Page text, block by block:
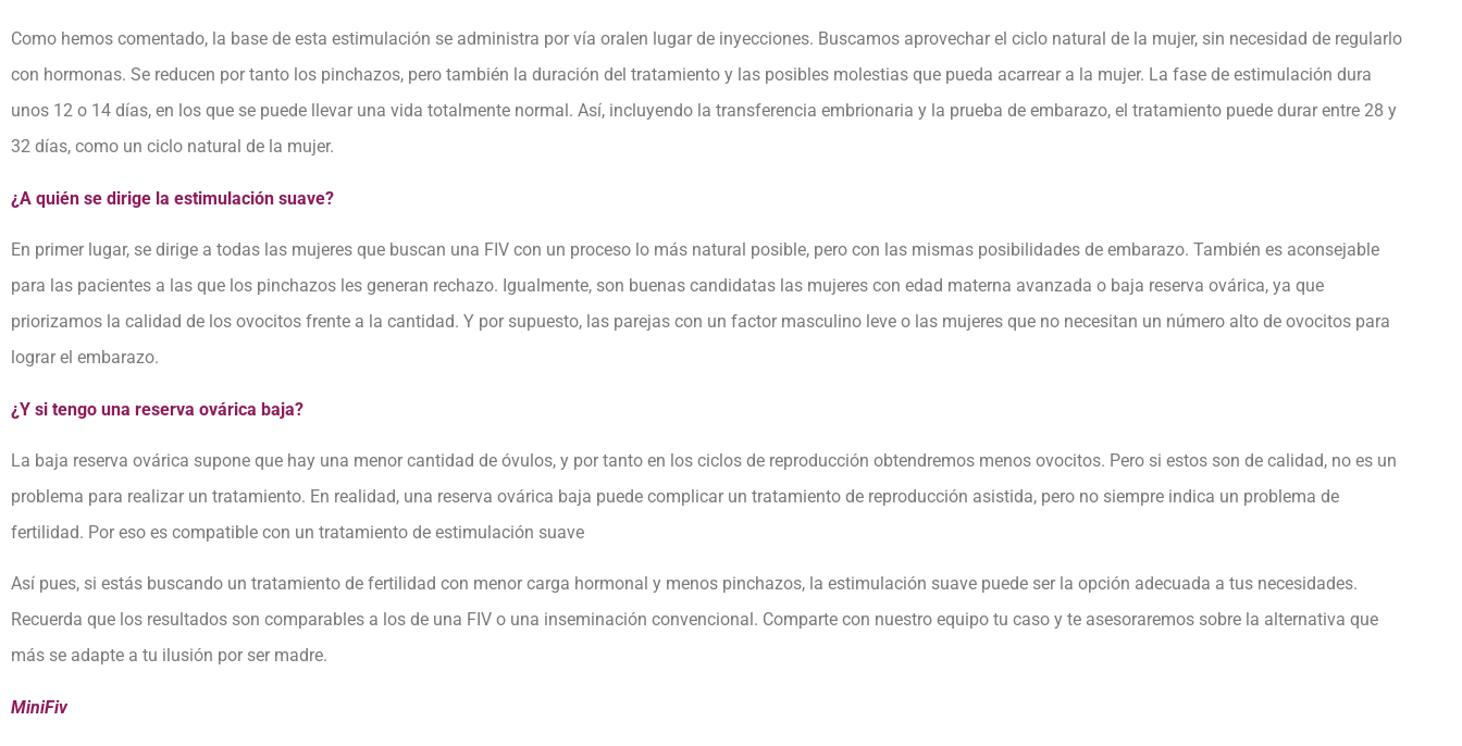
Como hemos comentado, la base de esta estimulación se administra por vía oralen lugar de inyecciones. Buscamos aprovechar el ciclo natural de la mujer, sin necesidad de regularlo
con hormonas. Se reducen por tanto los pinchazos, pero también la duración del tratamiento y las posibles molestias que pueda acarrear a la mujer. La fase de estimulación dura
unos 12 o 14 días, en los que se puede llevar una vida totalmente normal. Así, incluyendo la transferencia embrionaria y la prueba de embarazo, el tratamiento puede durar entre 28 y
32 días, como un ciclo natural de la mujer.
¿A quién se dirige la estimulación suave?
En primer lugar, se dirige a todas las mujeres que buscan una FIV con un proceso lo más natural posible, pero con las mismas posibilidades de embarazo. También es aconsejable
para las pacientes a las que los pinchazos les generan rechazo. Igualmente, son buenas candidatas las mujeres con edad materna avanzada o baja reserva ovárica, ya que
priorizamos la calidad de los ovocitos frente a la cantidad. Y por supuesto, las parejas con un factor masculino leve o las mujeres que no necesitan un número alto de ovocitos para
lograr el embarazo.
¿Y si tengo una reserva ovárica baja?
La baja reserva ovárica supone que hay una menor cantidad de óvulos, y por tanto en los ciclos de reproducción obtendremos menos ovocitos. Pero si estos son de calidad, no es un
problema para realizar un tratamiento. En realidad, una reserva ovárica baja puede complicar un tratamiento de reproducción asistida, pero no siempre indica un problema de
fertilidad. Por eso es compatible con un tratamiento de estimulación suave
Así pues, si estás buscando un tratamiento de fertilidad con menor carga hormonal y menos pinchazos, la estimulación suave puede ser la opción adecuada a tus necesidades.
Recuerda que los resultados son comparables a los de una FIV o una inseminación convencional. Comparte con nuestro equipo tu caso y te asesoraremos sobre la alternativa que
más se adapte a tu ilusión por ser madre.
MiniFiv